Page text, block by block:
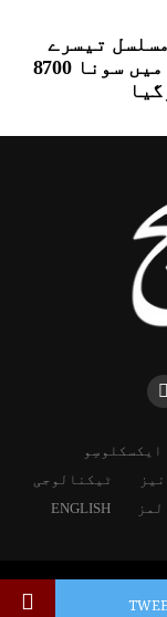
تیسرے
روز کمی، پاکستان میں سونا 8700
ایکسکلوسِو
ٹیکنالوجی
ENGLISH